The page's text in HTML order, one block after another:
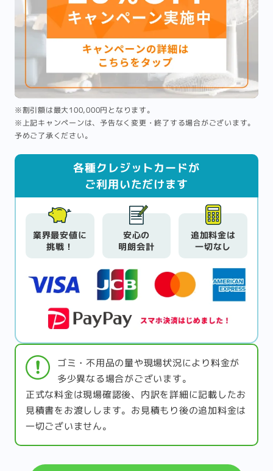
※割引額は最大100,000円となります。
※上記キャンペーンは、予告なく変更・終了する場合がございます。
予めご了承ください。
各種クレジットカードが
ご利用いただけます
業界最安値に
挑戦！
安心の
明朗会計
追加料金は
一切なし
ゴミ・不用品の量や現場状況により料金が
多少異なる場合がございます。
正式な料金は現場確認後、内訳を詳細に記載したお
見積書をお渡しします。お見積もり後の追加料金は
一切ございません。